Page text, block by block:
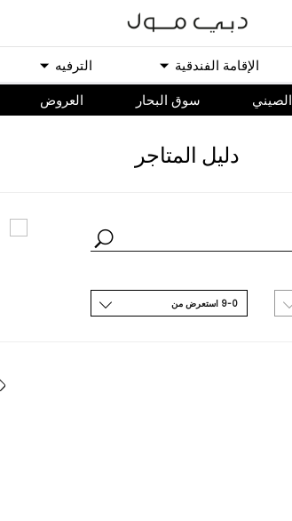
اﻹﻗﺎﻣﺔ اﻟﻔﻨﺪﻗﻴﺔ اﻟﺘﺮﻓﻴﻪ
سوق البحار اﻟﻌﺮﻭﺽ
ﺩﻟﻴﻞ اﻟﻤﺘﺎﺟﺮ
9-0 اﺳﺘﻌﺮﺽ ﻣﻦ